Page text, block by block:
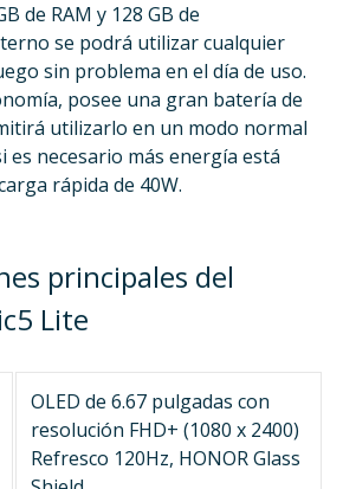
de RAM y 128 GB de
se podrá utilizar cualquier
sin problema en el día de uso.
posee una gran batería de
utilizarlo en un modo normal
es necesario más energía está
rápida de 40W.
principales del
Lite
OLED de 6.67 pulgadas con
resolución FHD+ (1080 x 2400)
Refresco 120Hz, HONOR Glass